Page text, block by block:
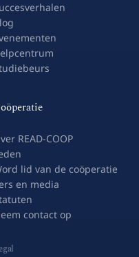
READ-COOP
lid van de coöperatie
en media
contact op